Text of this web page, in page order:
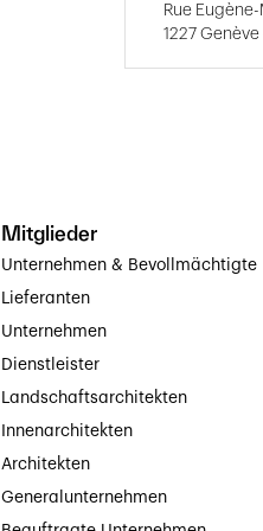
Rue
1227 Genève
Mitglieder
Unternehmen & Bevollmächtigte
Lieferanten
Unternehmen
Dienstleister
Landschaftsarchitekten
Innenarchitekten
Architekten
Generalunternehmen